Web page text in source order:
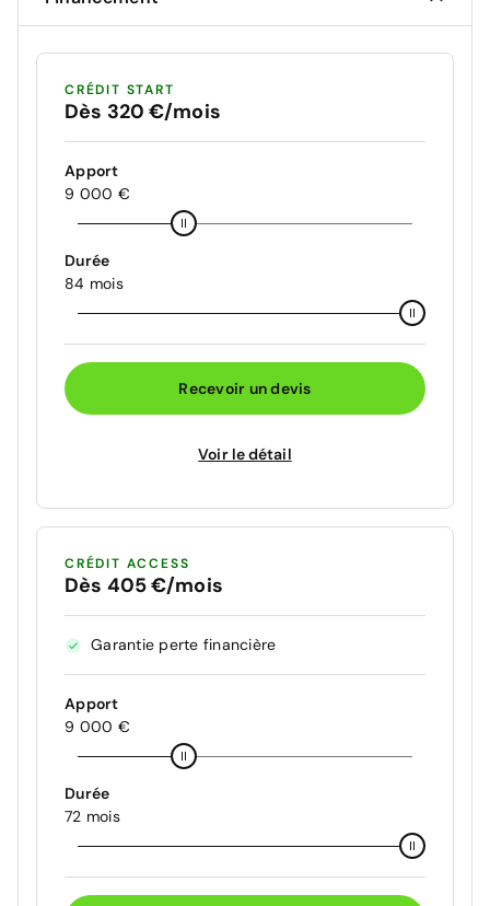
CRÉDIT START
Dès 320 €/mois
Apport
9 000 €
Durée
84 mois
Recevoir un devis
Voir le détail
CRÉDIT ACCESS
Dès 405 €/mois
Garantie perte financière
Apport
9 000 €
Durée
72 mois